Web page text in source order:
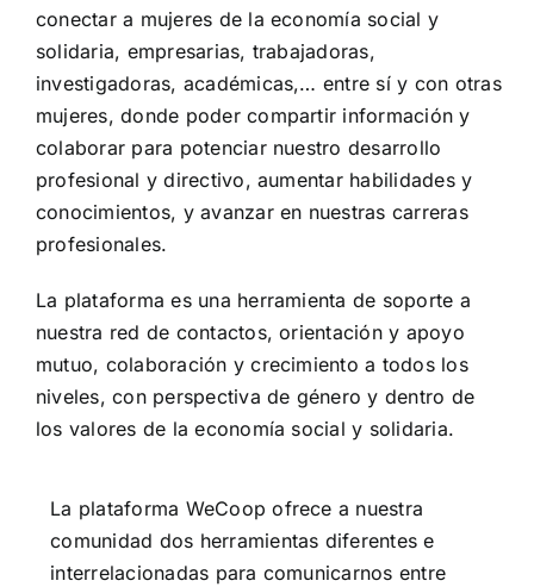
conectar a mujeres de la economía social y
solidaria, empresarias, trabajadoras,
investigadoras, académicas,… entre sí y con otras
mujeres, donde poder compartir información y
colaborar para potenciar nuestro desarrollo
profesional y directivo, aumentar habilidades y
conocimientos, y avanzar en nuestras carreras
profesionales.
La plataforma es una herramienta de soporte a
nuestra red de contactos, orientación y apoyo
mutuo, colaboración y crecimiento a todos los
niveles, con perspectiva de género y dentro de
los valores de la economía social y solidaria.
La plataforma WeCoop ofrece a nuestra
comunidad dos herramientas diferentes e
interrelacionadas para comunicarnos entre